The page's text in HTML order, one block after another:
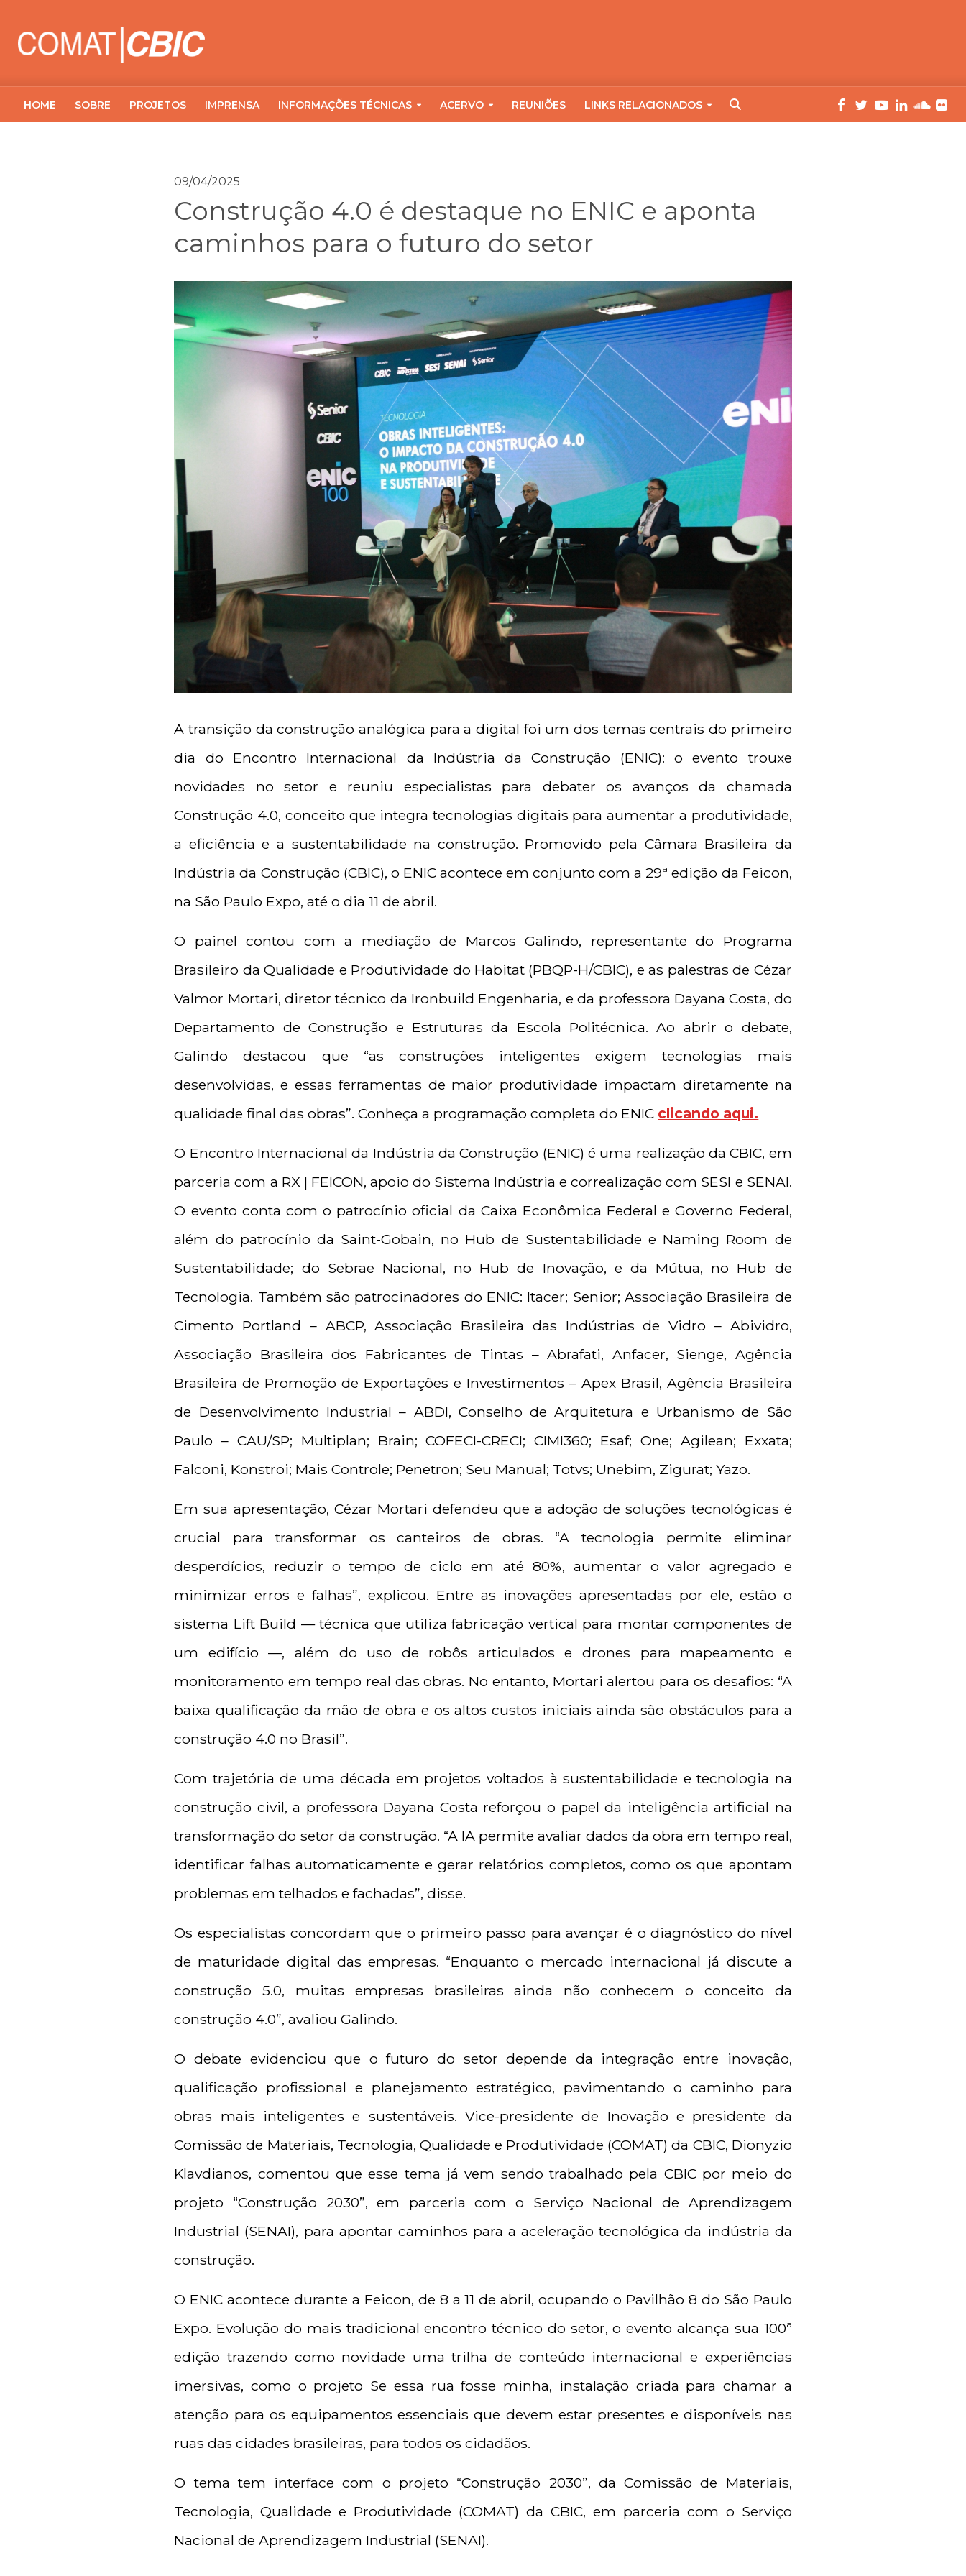
HOME SOBRE PROJETOS IMPRENSA INFORMAÇÕES TÉCNICAS ACERVO REUNIÕES LINKS RELACIONADOS
09/04/2025
Construção 4.0 é destaque no ENIC e aponta
caminhos para o futuro do setor
A transição da construção analógica para a digital foi um dos temas centrais do primeiro
dia do Encontro Internacional da Indústria da Construção (ENIC): o evento trouxe
novidades no setor e reuniu especialistas para debater os avanços da chamada
Construção 4.0, conceito que integra tecnologias digitais para aumentar a produtividade,
a eficiência e a sustentabilidade na construção. Promovido pela Câmara Brasileira da
Indústria da Construção (CBIC), o ENIC acontece em conjunto com a 29ª edição da Feicon,
na São Paulo Expo, até o dia 11 de abril.
O painel contou com a mediação de Marcos Galindo, representante do Programa
Brasileiro da Qualidade e Produtividade do Habitat (PBQP-H/CBIC), e as palestras de Cézar
Valmor Mortari, diretor técnico da Ironbuild Engenharia, e da professora Dayana Costa, do
Departamento de Construção e Estruturas da Escola Politécnica. Ao abrir o debate,
Galindo destacou que “as construções inteligentes exigem tecnologias mais
desenvolvidas, e essas ferramentas de maior produtividade impactam diretamente na
qualidade final das obras”. Conheça a programação completa do ENIC clicando aqui.
O Encontro Internacional da Indústria da Construção (ENIC) é uma realização da CBIC, em
parceria com a RX | FEICON, apoio do Sistema Indústria e correalização com SESI e SENAI.
O evento conta com o patrocínio oficial da Caixa Econômica Federal e Governo Federal,
além do patrocínio da Saint-Gobain, no Hub de Sustentabilidade e Naming Room de
Sustentabilidade; do Sebrae Nacional, no Hub de Inovação, e da Mútua, no Hub de
Tecnologia. Também são patrocinadores do ENIC: Itacer; Senior; Associação Brasileira de
Cimento Portland – ABCP, Associação Brasileira das Indústrias de Vidro – Abividro,
Associação Brasileira dos Fabricantes de Tintas – Abrafati, Anfacer, Sienge, Agência
Brasileira de Promoção de Exportações e Investimentos – Apex Brasil, Agência Brasileira
de Desenvolvimento Industrial – ABDI, Conselho de Arquitetura e Urbanismo de São
Paulo – CAU/SP; Multiplan; Brain; COFECI-CRECI; CIMI360; Esaf; One; Agilean; Exxata;
Falconi, Konstroi; Mais Controle; Penetron; Seu Manual; Totvs; Unebim, Zigurat; Yazo.
Em sua apresentação, Cézar Mortari defendeu que a adoção de soluções tecnológicas é
crucial para transformar os canteiros de obras. “A tecnologia permite eliminar
desperdícios, reduzir o tempo de ciclo em até 80%, aumentar o valor agregado e
minimizar erros e falhas”, explicou. Entre as inovações apresentadas por ele, estão o
sistema Lift Build — técnica que utiliza fabricação vertical para montar componentes de
um edifício —, além do uso de robôs articulados e drones para mapeamento e
monitoramento em tempo real das obras. No entanto, Mortari alertou para os desafios: “A
baixa qualificação da mão de obra e os altos custos iniciais ainda são obstáculos para a
construção 4.0 no Brasil”.
Com trajetória de uma década em projetos voltados à sustentabilidade e tecnologia na
construção civil, a professora Dayana Costa reforçou o papel da inteligência artificial na
transformação do setor da construção. “A IA permite avaliar dados da obra em tempo real,
identificar falhas automaticamente e gerar relatórios completos, como os que apontam
problemas em telhados e fachadas”, disse.
Os especialistas concordam que o primeiro passo para avançar é o diagnóstico do nível
de maturidade digital das empresas. “Enquanto o mercado internacional já discute a
construção 5.0, muitas empresas brasileiras ainda não conhecem o conceito da
construção 4.0”, avaliou Galindo.
O debate evidenciou que o futuro do setor depende da integração entre inovação,
qualificação profissional e planejamento estratégico, pavimentando o caminho para
obras mais inteligentes e sustentáveis. Vice-presidente de Inovação e presidente da
Comissão de Materiais, Tecnologia, Qualidade e Produtividade (COMAT) da CBIC, Dionyzio
Klavdianos, comentou que esse tema já vem sendo trabalhado pela CBIC por meio do
projeto “Construção 2030”, em parceria com o Serviço Nacional de Aprendizagem
Industrial (SENAI), para apontar caminhos para a aceleração tecnológica da indústria da
construção.
O ENIC acontece durante a Feicon, de 8 a 11 de abril, ocupando o Pavilhão 8 do São Paulo
Expo. Evolução do mais tradicional encontro técnico do setor, o evento alcança sua 100ª
edição trazendo como novidade uma trilha de conteúdo internacional e experiências
imersivas, como o projeto Se essa rua fosse minha, instalação criada para chamar a
atenção para os equipamentos essenciais que devem estar presentes e disponíveis nas
ruas das cidades brasileiras, para todos os cidadãos.
O tema tem interface com o projeto “Construção 2030”, da Comissão de Materiais,
Tecnologia, Qualidade e Produtividade (COMAT) da CBIC, em parceria com o Serviço
Nacional de Aprendizagem Industrial (SENAI).